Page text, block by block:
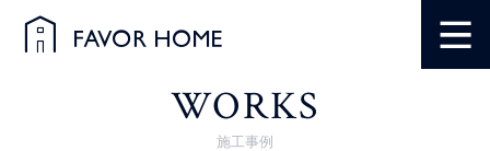
WORKS
施工事例